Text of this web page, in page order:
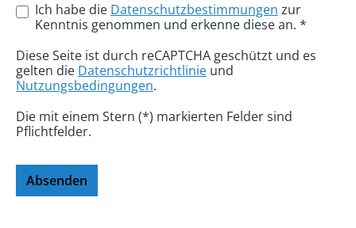
Ich habe die Datenschutzbestimmungen zur
Kenntnis genommen und erkenne diese an. *
Diese Seite ist durch reCAPTCHA geschützt und es
gelten die Datenschutzrichtlinie und
Nutzungsbedingungen.
Die mit einem Stern (*) markierten Felder sind
Pflichtfelder.
Absenden